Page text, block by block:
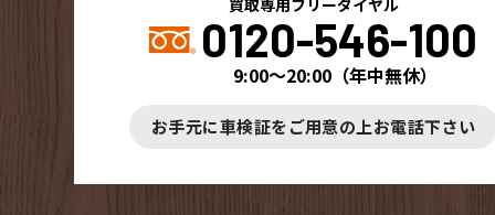
0120-546-100
9:00～20:00 （年中無休）
お手元に車検証をご用意の上お電話下さい